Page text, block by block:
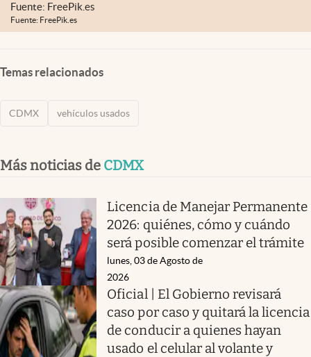
Fuente: FreePik.es
Fuente: FreePik.es
Temas relacionados
CDMX vehículos usados
Más noticias de CDMX
Licencia de Manejar Permanente
2026: quiénes, cómo y cuándo
será posible comenzar el trámite
lunes, 03 de Agosto de
2026
Oficial | El Gobierno revisará
caso por caso y quitará la licencia
de conducir a quienes hayan
usado el celular al volante y